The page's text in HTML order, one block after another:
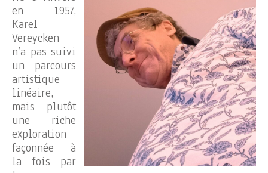
en 1957,
Karel
Vereycken
n’a pas suivi
un parcours
artistique
linéaire,
mais plutôt
une riche
exploration
façonnée à
la fois par